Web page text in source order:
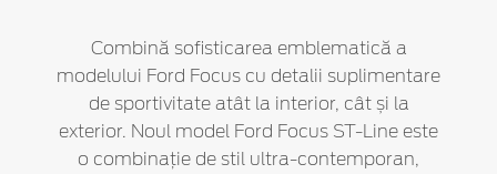
Combină sofisticarea emblematică a
modelului Ford Focus cu detalii suplimentare
de sportivitate atât la interior, cât și la
exterior. Noul model Ford Focus ST-Line este
o combinație de stil ultra-contemporan,